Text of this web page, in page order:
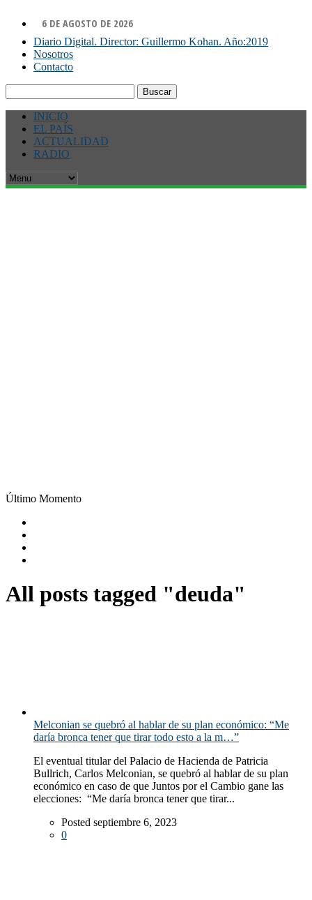
6 DE AGOSTO DE 2026
Diario Digital. Director: Guillermo Kohan. Año:2019
Nosotros
Contacto
INICIO
EL PAÍS
ACTUALIDAD
RADIO
Último Momento
All posts tagged "deuda"
Melconian se quebró al hablar de su plan económico: “Me
daría bronca tener que tirar todo esto a la m…”
El eventual titular del Palacio de Hacienda de Patricia
Bullrich, Carlos Melconian, se quebró al hablar de su plan
económico en caso de que Juntos por el Cambio gane las
elecciones: “Me daría bronca tener que tirar...
Posted septiembre 6, 2023
0